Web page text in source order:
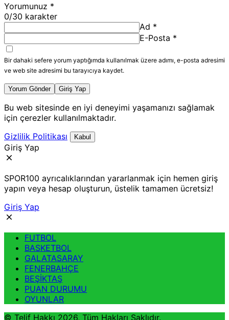
Yorumunuz *
0/30 karakter
Ad *
E-Posta *
Bir dahaki sefere yorum yaptığımda kullanılmak üzere adımı, e-posta adresimi
ve web site adresimi bu tarayıcıya kaydet.
Yorum Gönder Giriş Yap
Bu web sitesinde en iyi deneyimi yaşamanızı sağlamak
için çerezler kullanılmaktadır.
Gizlilik Politikası
Kabul
Giriş Yap
SPOR100 ayrıcalıklarından yararlanmak için hemen giriş
yapın veya hesap oluşturun, üstelik tamamen ücretsiz!
Giriş Yap
FUTBOL
BASKETBOL
GALATASARAY
FENERBAHÇE
BEŞİKTAŞ
PUAN DURUMU
OYUNLAR
© Telif Hakkı 2026, Tüm Hakları Saklıdır.